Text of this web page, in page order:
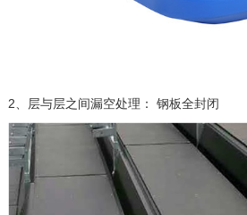
2、层与层之间漏空处理： 钢板全封闭